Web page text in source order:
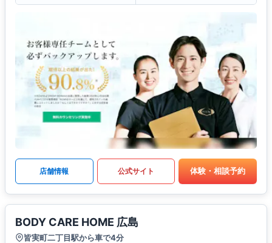
店舗情報 公式サイト 体験・相談予約
BODY CARE HOME 広島
皆実町二丁目駅から車で4分